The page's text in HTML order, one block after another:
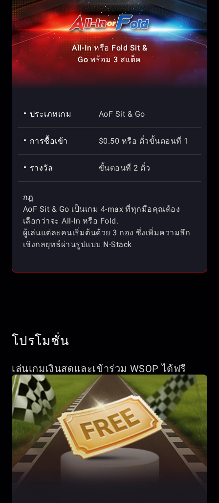
All-In หรือ Fold Sit &
Go พร้อม 3 สแต็ค
ประเภทเกม AoF Sit & Go
การซื้อเข้า $0.50 หรือ ตั๋วขั้นตอนที่ 1
รางวัล ขั้นตอนที่ 2 ตั๋ว
กฎ
AoF Sit & Go เป็นเกม 4-max ที่ทุกมือคุณต้อง
เลือกว่าจะ All-In หรือ Fold.
ผู้เล่นแต่ละคนเริ่มต้นด้วย 3 กอง ซึ่งเพิ่มความลึก
เชิงกลยุทธ์ผ่านรูปแบบ N-Stack
โปรโมชั่น
เล่นเกมเงินสดและเข้าร่วม WSOP ได้ฟรี